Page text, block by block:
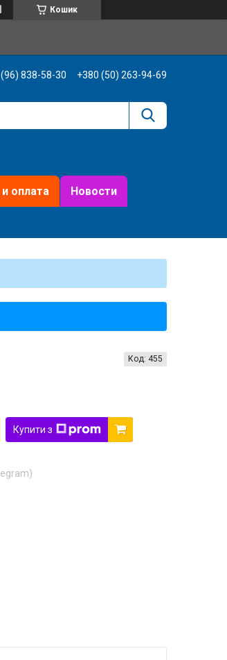
Кошик
838-58-30 +380 (50) 263-94-69
оплата Новости
Код: 455
Купити з